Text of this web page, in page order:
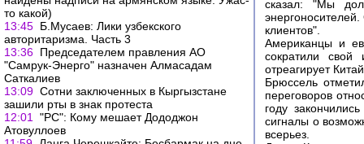
то какой)
13:45 Б.Мусаев: Лики узбекского
авторитаризма. Часть 3
13:36 Председателем правления АО
"Самрук-Энерго" назначен Алмасадам
Саткалиев
13:09 Сотни заключенных в Кыргызстане
зашили рты в знак протеста
12:01
"РС": Кому мешает Дододжон
Атовуллоев
сказал: "Мы
клиентов".
Американцы и
сократили
отреагирует
Брюссель
переговоров
году
сигналы о
всерьез.